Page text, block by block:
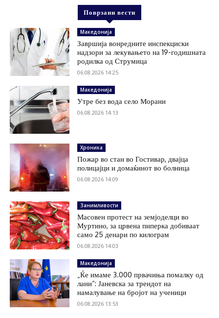
Поврзани вести
Македонија
Завршија вонредните инспекциски
надзори за лекувањето на 19-годишната
родилка од Струмица
06.08.2026 14:25
Македонија
Утре без вода село Морани
06.08.2026 14:13
Хроника
Пожар во стан во Гостивар, двајца
полицајци и домаќинот во болница
06.08.2026 14:09
Занимливости
Масовен протест на земјоделци во
Муртино, за црвена пиперка добиваат
само 25 денари по килограм
06.08.2026 14:03
Македонија
„Ќе имаме 3.000 првачиња помалку од
лани“: Јаневска за трендот на
намалување на бројот на ученици
06.08.2026 13:53